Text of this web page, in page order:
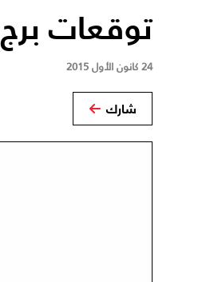
توقعات برج
24 كانون الأول 2015
شارك